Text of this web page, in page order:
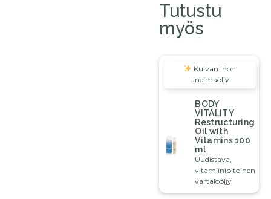
Tutustu
myös
Kuivan ihon
unelmaöljy
BODY
VITALITY
Restructuring
Oil with
Vitamins 100
ml
Uudistava,
vitamiinipitoinen
vartaloöljy